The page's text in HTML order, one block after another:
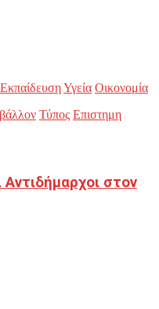
ΕκπαίδευσηΥγεία Οικονομία
Τύπος Επιστημη
Αντιδήμαρχοι στον